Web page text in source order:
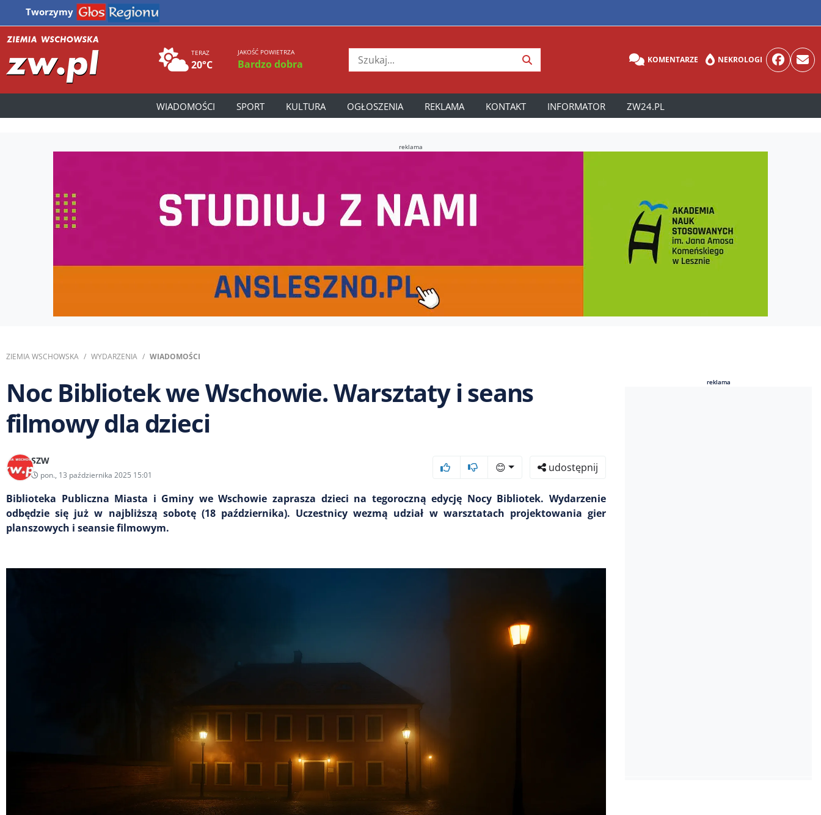
Tworzymy
TERAZ
20°C
JAKOŚĆ POWIETRZA
Bardzo dobra KOMENTARZE NEKROLOGI
WIADOMOŚCI SPORT KULTURA OGŁOSZENIA REKLAMA KONTAKT INFORMATOR ZW24.PL
reklama
ZIEMIA WSCHOWSKA WYDARZENIA WIADOMOŚCI
Noc Bibliotek we Wschowie. Warsztaty i seans
filmowy dla dzieci
SZW
pon., 13 października 2025 15:01
😊 udostępnij
Biblioteka Publiczna Miasta i Gminy we Wschowie zaprasza dzieci na tegoroczną edycję Nocy Bibliotek. Wydarzenie
odbędzie się już w najbliższą sobotę (18 października). Uczestnicy wezmą udział w warsztatach projektowania gier
planszowych i seansie filmowym.
reklama
reklama